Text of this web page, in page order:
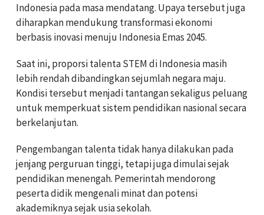
Indonesia pada masa mendatang. Upaya tersebut juga
diharapkan mendukung transformasi ekonomi
berbasis inovasi menuju Indonesia Emas 2045.
Saat ini, proporsi talenta STEM di Indonesia masih
lebih rendah dibandingkan sejumlah negara maju.
Kondisi tersebut menjadi tantangan sekaligus peluang
untuk memperkuat sistem pendidikan nasional secara
berkelanjutan.
Pengembangan talenta tidak hanya dilakukan pada
jenjang perguruan tinggi, tetapi juga dimulai sejak
pendidikan menengah. Pemerintah mendorong
peserta didik mengenali minat dan potensi
akademiknya sejak usia sekolah.